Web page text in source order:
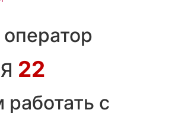
22
с